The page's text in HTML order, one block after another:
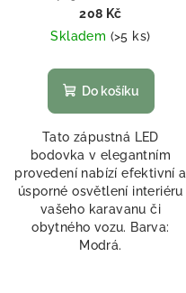
208 Kč
Skladem (>5 ks)
Do košíku
Tato zápustná LED
bodovka v elegantním
provedení nabízí efektivní a
úsporné osvětlení interiéru
vašeho karavanu či
obytného vozu. Barva:
Modrá.